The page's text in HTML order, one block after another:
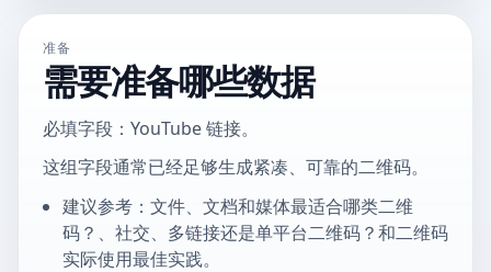
准备
需要准备哪些数据
必填字段：YouTube 链接。
这组字段通常已经足够生成紧凑、可靠的二维码。
建议参考：文件、文档和媒体最适合哪类二维
码？、社交、多链接还是单平台二维码？和二维码
实际使用最佳实践。